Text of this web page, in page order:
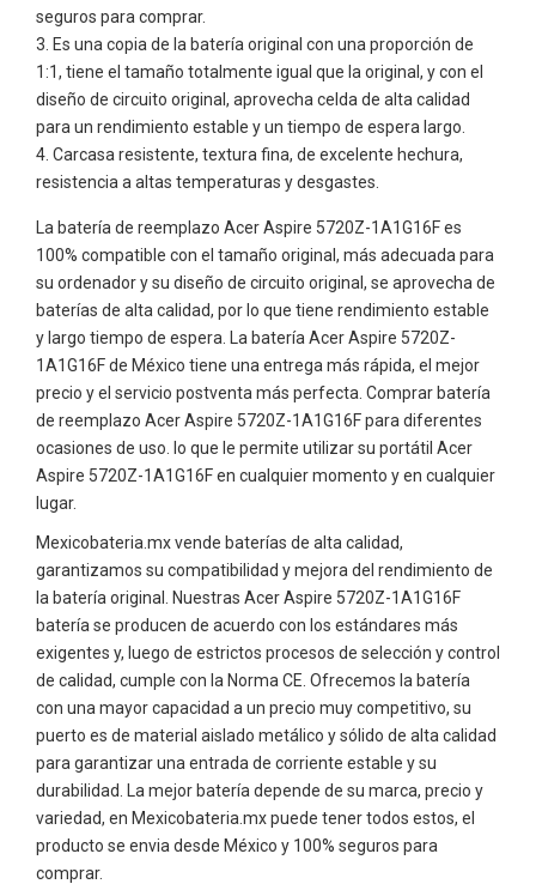
seguros para comprar.
Es una copia de la batería original con una proporción de
1:1, tiene el tamaño totalmente igual que la original, y con el
diseño de circuito original, aprovecha celda de alta calidad
para un rendimiento estable y un tiempo de espera largo.
Carcasa resistente, textura fina, de excelente hechura,
resistencia a altas temperaturas y desgastes.
La batería de reemplazo Acer Aspire 5720Z-1A1G16F es
100% compatible con el tamaño original, más adecuada para
su ordenador y su diseño de circuito original, se aprovecha de
baterías de alta calidad, por lo que tiene rendimiento estable
y largo tiempo de espera. La batería Acer Aspire 5720Z-
1A1G16F de México tiene una entrega más rápida, el mejor
precio y el servicio postventa más perfecta. Comprar batería
de reemplazo Acer Aspire 5720Z-1A1G16F para diferentes
ocasiones de uso. lo que le permite utilizar su portátil Acer
Aspire 5720Z-1A1G16F en cualquier momento y en cualquier
lugar.
Mexicobateria.mx vende baterías de alta calidad,
garantizamos su compatibilidad y mejora del rendimiento de
la batería original. Nuestras Acer Aspire 5720Z-1A1G16F
batería se producen de acuerdo con los estándares más
exigentes y, luego de estrictos procesos de selección y control
de calidad, cumple con la Norma CE. Ofrecemos la batería
con una mayor capacidad a un precio muy competitivo, su
puerto es de material aislado metálico y sólido de alta calidad
para garantizar una entrada de corriente estable y su
durabilidad. La mejor batería depende de su marca, precio y
variedad, en Mexicobateria.mx puede tener todos estos, el
producto se envia desde México y 100% seguros para
comprar.